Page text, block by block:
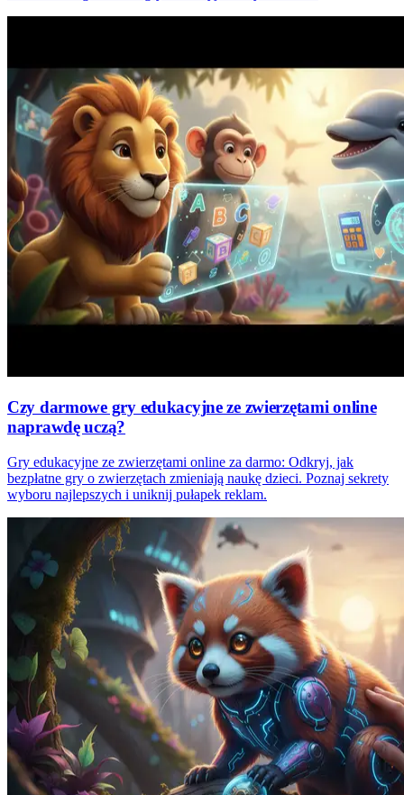
Czy darmowe gry edukacyjne ze zwierzętami online
naprawdę uczą?
Gry edukacyjne ze zwierzętami online za darmo: Odkryj, jak
bezpłatne gry o zwierzętach zmieniają naukę dzieci. Poznaj sekrety
wyboru najlepszych i uniknij pułapek reklam.